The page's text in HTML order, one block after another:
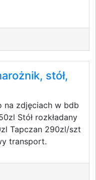
stół,
na zdjęciach w bdb
Stół rozkładany
Tapczan 290zl/szt
transport.